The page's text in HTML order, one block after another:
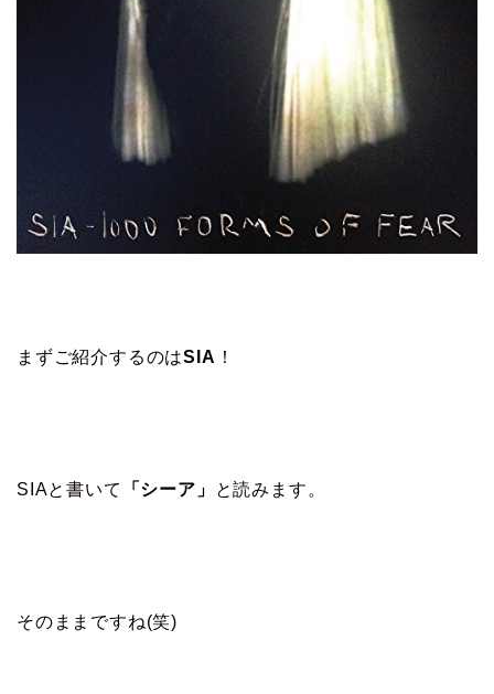
まずご紹介するのはSIA ！
SIAと書いて 「シーア」 と読みます。
そのままですね(笑)